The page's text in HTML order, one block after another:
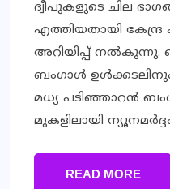
ദ്വീപുകളുടെ ചില
എത്തിയതായി
അറിയിപ്പ് നല്‍കുന്നു.
ബംഗാള്‍
മധ്യ പടിഞ്ഞാറന്‍
മുകളിലായി
READ MORE